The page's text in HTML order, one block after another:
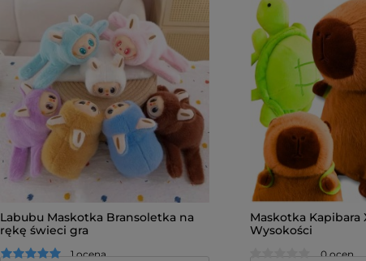
Labubu Maskotka Bransoletka na
rękę świeci gra
1 ocena
Maskotka Kapibara
Wysokości
0 ocen